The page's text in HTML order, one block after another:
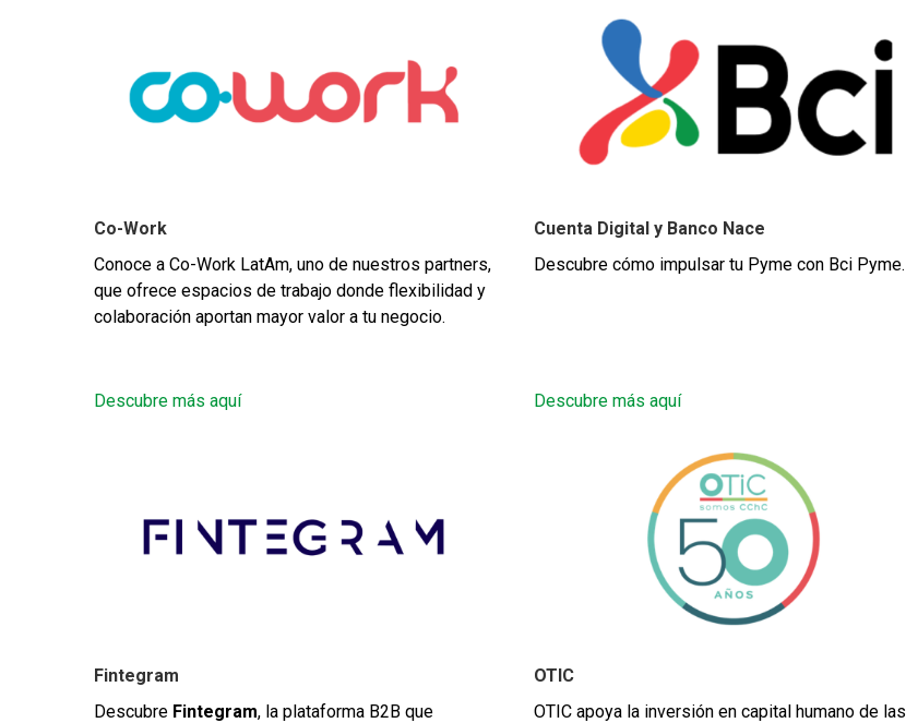
Co-Work
Conoce a Co-Work LatAm, uno de nuestros partners,
que ofrece espacios de trabajo donde flexibilidad y
colaboración aportan mayor valor a tu negocio.
Descubre más aquí
Cuenta Digital y Banco Nace
Descubre cómo impulsar tu Pyme con Bci Pyme.
Descubre más aquí
Fintegram
Descubre Fintegram, la plataforma B2B que
OTIC
OTIC apoya la inversión en capital humano de las